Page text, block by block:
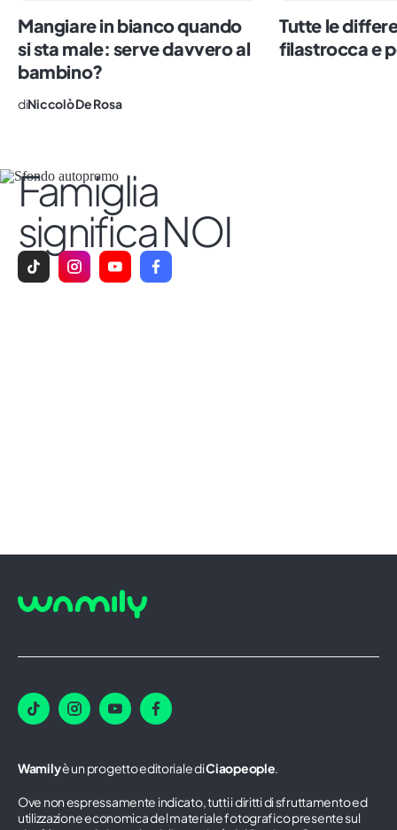
Mangiare in bianco quando
si sta male: serve davvero al
bambino?
diNiccolò De Rosa
Tutte le
filastrocca e
Famiglia
significa NOI
Wamilyè un progetto editoriale diCiaopeople.
Ove non espressamente indicato, tutti i diritti di sfruttamento ed
utilizzazione economica del materiale fotografico presente sul